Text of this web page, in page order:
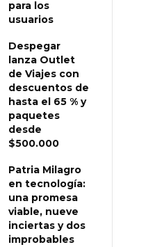
para los
usuarios
Despegar
lanza Outlet
de Viajes con
descuentos de
hasta el 65 % y
paquetes
desde
$500.000
Patria Milagro
en tecnología:
una promesa
viable, nueve
inciertas y dos
improbables